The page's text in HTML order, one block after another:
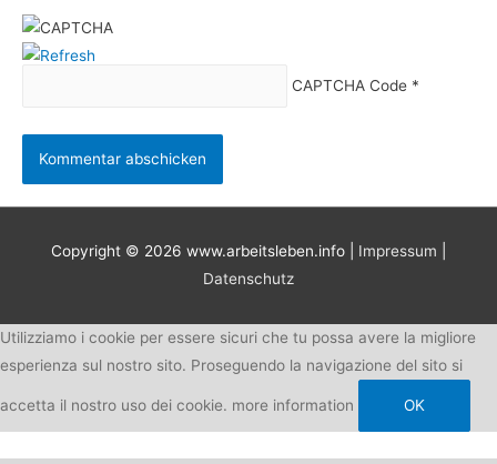
CAPTCHA Code*
Copyright © 2026 www.arbeitsleben.info Impressum
Datenschutz
Utilizziamo i cookie per essere sicuri che tu possa avere la migliore
esperienza sul nostro sito. Proseguendo la navigazione del sito si
accetta il nostro uso dei cookie. more information OK